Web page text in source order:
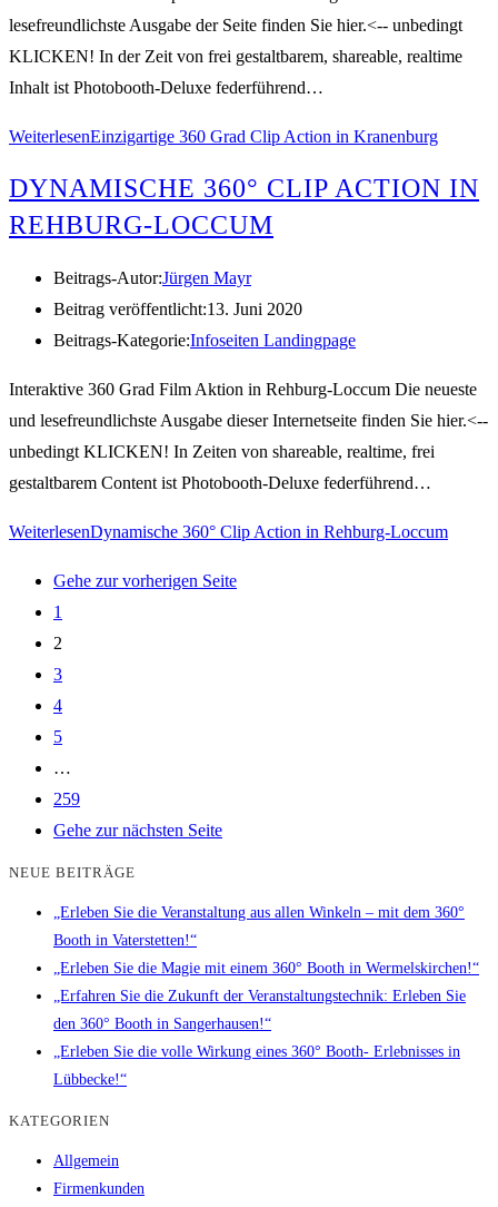
lesefreundlichste Ausgabe der Seite finden Sie hier.<-- unbedingt
KLICKEN! In der Zeit von frei gestaltbarem, shareable, realtime
Inhalt ist Photobooth-Deluxe federführend…
WeiterlesenEinzigartige 360 Grad Clip Action in Kranenburg
DYNAMISCHE 360° CLIP ACTION IN
REHBURG-LOCCUM
Beitrags-Autor:Jürgen Mayr
Beitrag veröffentlicht:13. Juni 2020
Beitrags-Kategorie:Infoseiten Landingpage
Interaktive 360 Grad Film Aktion in Rehburg-Loccum Die neueste
und lesefreundlichste Ausgabe dieser Internetseite finden Sie hier.<--
unbedingt KLICKEN! In Zeiten von shareable, realtime, frei
gestaltbarem Content ist Photobooth-Deluxe federführend…
WeiterlesenDynamische 360° Clip Action in Rehburg-Loccum
Gehe zur vorherigen Seite
1
2
3
4
5
…
259
Gehe zur nächsten Seite
NEUE BEITRÄGE
„Erleben Sie die Veranstaltung aus allen Winkeln – mit dem 360°
Booth in Vaterstetten!“
„Erleben Sie die Magie mit einem 360° Booth in Wermelskirchen!“
„Erfahren Sie die Zukunft der Veranstaltungstechnik: Erleben Sie
den 360° Booth in Sangerhausen!“
„Erleben Sie die volle Wirkung eines 360° Booth- Erlebnisses in
Lübbecke!“
KATEGORIEN
Allgemein
Firmenkunden